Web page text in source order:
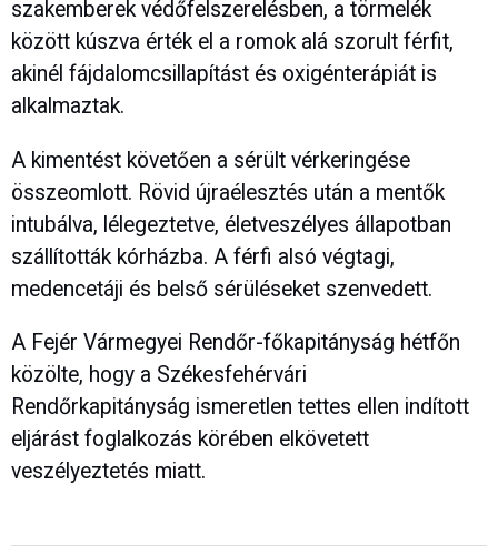
szakemberek védőfelszerelésben, a törmelék
között kúszva érték el a romok alá szorult férfit,
akinél fájdalomcsillapítást és oxigénterápiát is
alkalmaztak.
A kimentést követően a sérült vérkeringése
összeomlott. Rövid újraélesztés után a mentők
intubálva, lélegeztetve, életveszélyes állapotban
szállították kórházba. A férfi alsó végtagi,
medencetáji és belső sérüléseket szenvedett.
A Fejér Vármegyei Rendőr-főkapitányság hétfőn
közölte, hogy a Székesfehérvári
Rendőrkapitányság ismeretlen tettes ellen indított
eljárást foglalkozás körében elkövetett
veszélyeztetés miatt.